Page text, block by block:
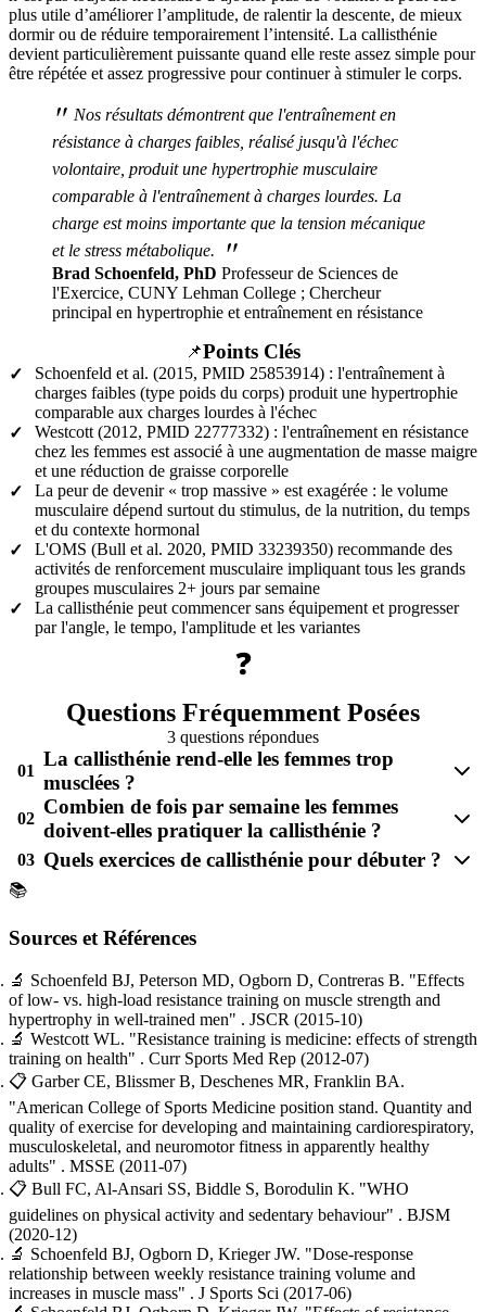
plus utile d’améliorer l’amplitude, de ralentir la descente, de mieux
dormir ou de réduire temporairement l’intensité. La callisthénie
devient particulièrement puissante quand elle reste assez simple pour
être répétée et assez progressive pour continuer à stimuler le corps.
" Nos résultats démontrent que l'entraînement en
résistance à charges faibles, réalisé jusqu'à l'échec
volontaire, produit une hypertrophie musculaire
comparable à l'entraînement à charges lourdes. La
charge est moins importante que la tension mécanique
et le stress métabolique.
"
Brad Schoenfeld, PhD Professeur de Sciences de
l'Exercice, CUNY Lehman College ; Chercheur
principal en hypertrophie et entraînement en résistance
📌Points Clés
✓
Schoenfeld et al. (2015, PMID 25853914) : l'entraînement à
charges faibles (type poids du corps) produit une hypertrophie
comparable aux charges lourdes à l'échec
✓
Westcott (2012, PMID 22777332) : l'entraînement en résistance
chez les femmes est associé à une augmentation de masse maigre
et une réduction de graisse corporelle
✓
La peur de devenir « trop massive » est exagérée : le volume
musculaire dépend surtout du stimulus, de la nutrition, du temps
et du contexte hormonal
✓
L'OMS (Bull et al. 2020, PMID 33239350) recommande des
activités de renforcement musculaire impliquant tous les grands
groupes musculaires 2+ jours par semaine
✓
La callisthénie peut commencer sans équipement et progresser
par l'angle, le tempo, l'amplitude et les variantes
❓
Questions Fréquemment Posées
3 questions répondues
01
La callisthénie rend-elle les femmes trop
musclées ?
02
Combien de fois par semaine les femmes
doivent-elles pratiquer la callisthénie ?
03 Quels exercices de callisthénie pour débuter ?
📚
Sources et Références
🔬 Schoenfeld BJ, Peterson MD, Ogborn D, Contreras B. "Effects
of low- vs. high-load resistance training on muscle strength and
hypertrophy in well-trained men" . JSCR (2015-10)
🔬 Westcott WL. "Resistance training is medicine: effects of strength
training on health" . Curr Sports Med Rep (2012-07)
📋 Garber CE, Blissmer B, Deschenes MR, Franklin BA.
"American College of Sports Medicine position stand. Quantity and
quality of exercise for developing and maintaining cardiorespiratory,
musculoskeletal, and neuromotor fitness in apparently healthy
adults" . MSSE (2011-07)
📋 Bull FC, Al-Ansari SS, Biddle S, Borodulin K. "WHO
guidelines on physical activity and sedentary behaviour" . BJSM
(2020-12)
🔬 Schoenfeld BJ, Ogborn D, Krieger JW. "Dose-response
relationship between weekly resistance training volume and
increases in muscle mass" . J Sports Sci (2017-06)